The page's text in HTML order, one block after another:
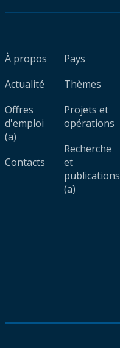
À propos
Actualité
Offres
d'emploi
(a)
Contacts
Pays
Thèmes
Projets et
opérations
Recherche
et
publications
(a)